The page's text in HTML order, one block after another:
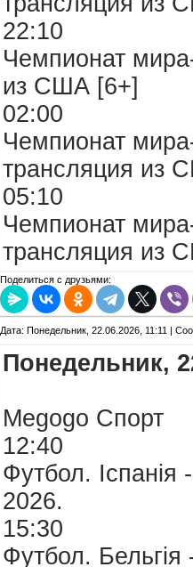
22:10
Чемпионат
из США [6+]
02:00
Чемпионат
трансляция из
05:10
Чемпионат
трансляция из
Поделиться с друзьями:
Дата: Понедельник, 22.06.2026, 11:11 |
Понедельник,
Megogo
12:40
Футбол. Іспанія
2026.
15:30
Футбол. Бельгія